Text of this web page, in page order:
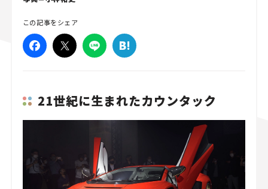
この記事をシェア
21世紀に生まれたカウンタック